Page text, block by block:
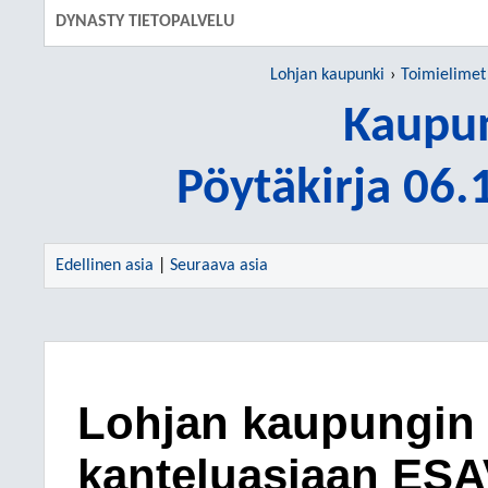
DYNASTY TIETOPALVELU
Lohjan kaupunki Toimielimet
Pöytäkirja
Edellinen asia Seuraava asia
Lohjan
kanteluasiaan